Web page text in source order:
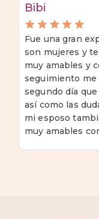
Bibi
Fue una gran
son mujeres y
muy amables y
seguimiento me
segundo día
así como las
mi esposo
muy amables